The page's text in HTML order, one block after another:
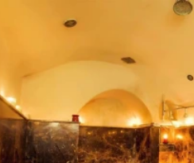
Panneau de gestion des cookies